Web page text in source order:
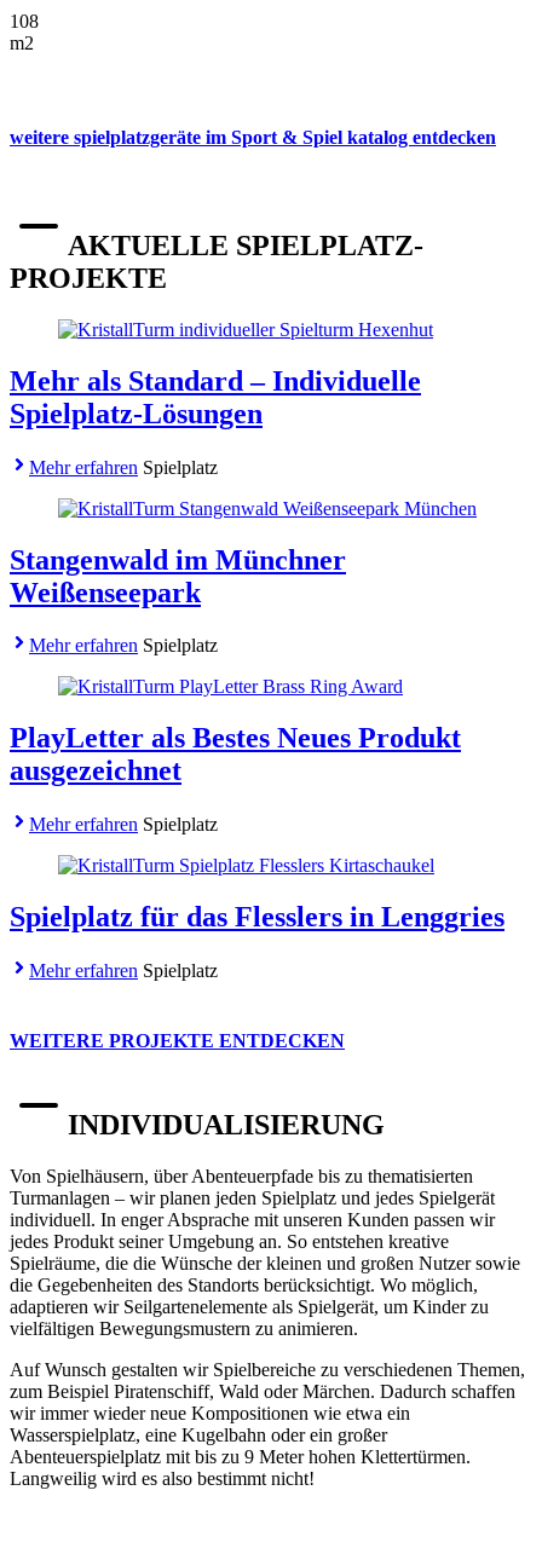
108
m2
weitere spielplatzgeräte im Sport & Spiel katalog entdecken
AKTUELLE SPIELPLATZ-
PROJEKTE
Mehr als Standard – Individuelle
Spielplatz-Lösungen
Mehr erfahren Spielplatz
Stangenwald im Münchner
Weißenseepark
Mehr erfahren Spielplatz
PlayLetter als Bestes Neues Produkt
ausgezeichnet
Mehr erfahren Spielplatz
Spielplatz für das Flesslers in Lenggries
Mehr erfahren Spielplatz
WEITERE PROJEKTE ENTDECKEN
INDIVIDUALISIERUNG
Von Spielhäusern, über Abenteuerpfade bis zu thematisierten
Turmanlagen – wir planen jeden Spielplatz und jedes Spielgerät
individuell. In enger Absprache mit unseren Kunden passen wir
jedes Produkt seiner Umgebung an. So entstehen kreative
Spielräume, die die Wünsche der kleinen und großen Nutzer sowie
die Gegebenheiten des Standorts berücksichtigt. Wo möglich,
adaptieren wir Seilgartenelemente als Spielgerät, um Kinder zu
vielfältigen Bewegungsmustern zu animieren.
Auf Wunsch gestalten wir Spielbereiche zu verschiedenen Themen,
zum Beispiel Piratenschiff, Wald oder Märchen. Dadurch schaffen
wir immer wieder neue Kompositionen wie etwa ein
Wasserspielplatz, eine Kugelbahn oder ein großer
Abenteuerspielplatz mit bis zu 9 Meter hohen Klettertürmen.
Langweilig wird es also bestimmt nicht!